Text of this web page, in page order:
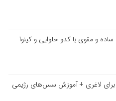
ساده و مقوی با کدو حلوایی و کینوا
برای لاغری + آموزش سس‌های رژیمی